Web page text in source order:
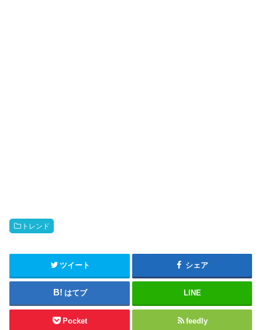
トレンド
ツイート シェア
はてブ LINE
Pocket feedly